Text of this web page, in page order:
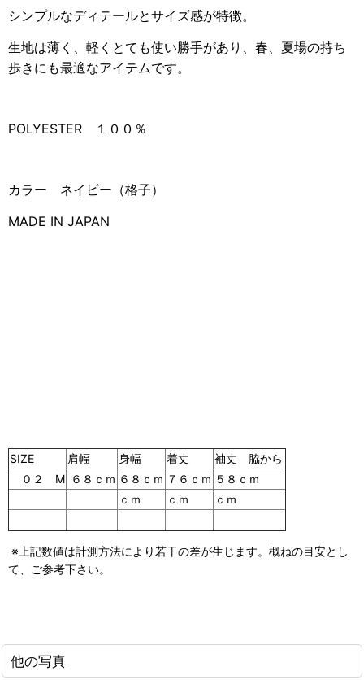
シンプルなディテールとサイズ感が特徴。
生地は薄く、軽くとても使い勝手があり、春、夏場の持ち
歩きにも最適なアイテムです。
POLYESTER １００％
カラー ネイビー（格子）
MADE IN JAPAN
SIZE 肩幅 身幅 着丈
袖丈 脇から
０２ M ６８ｃｍ ６８ｃｍ ７６ｃｍ ５８ｃｍ
ｃｍ
ｃｍ ｃｍ
※上記数値は計測方法により若干の差が生じます。概ねの目安とし
て、ご参考下さい。
他の写真